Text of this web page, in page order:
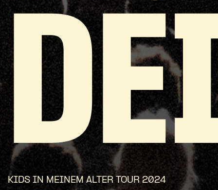
KIDS IN MEINEM ALTER TOUR 2024